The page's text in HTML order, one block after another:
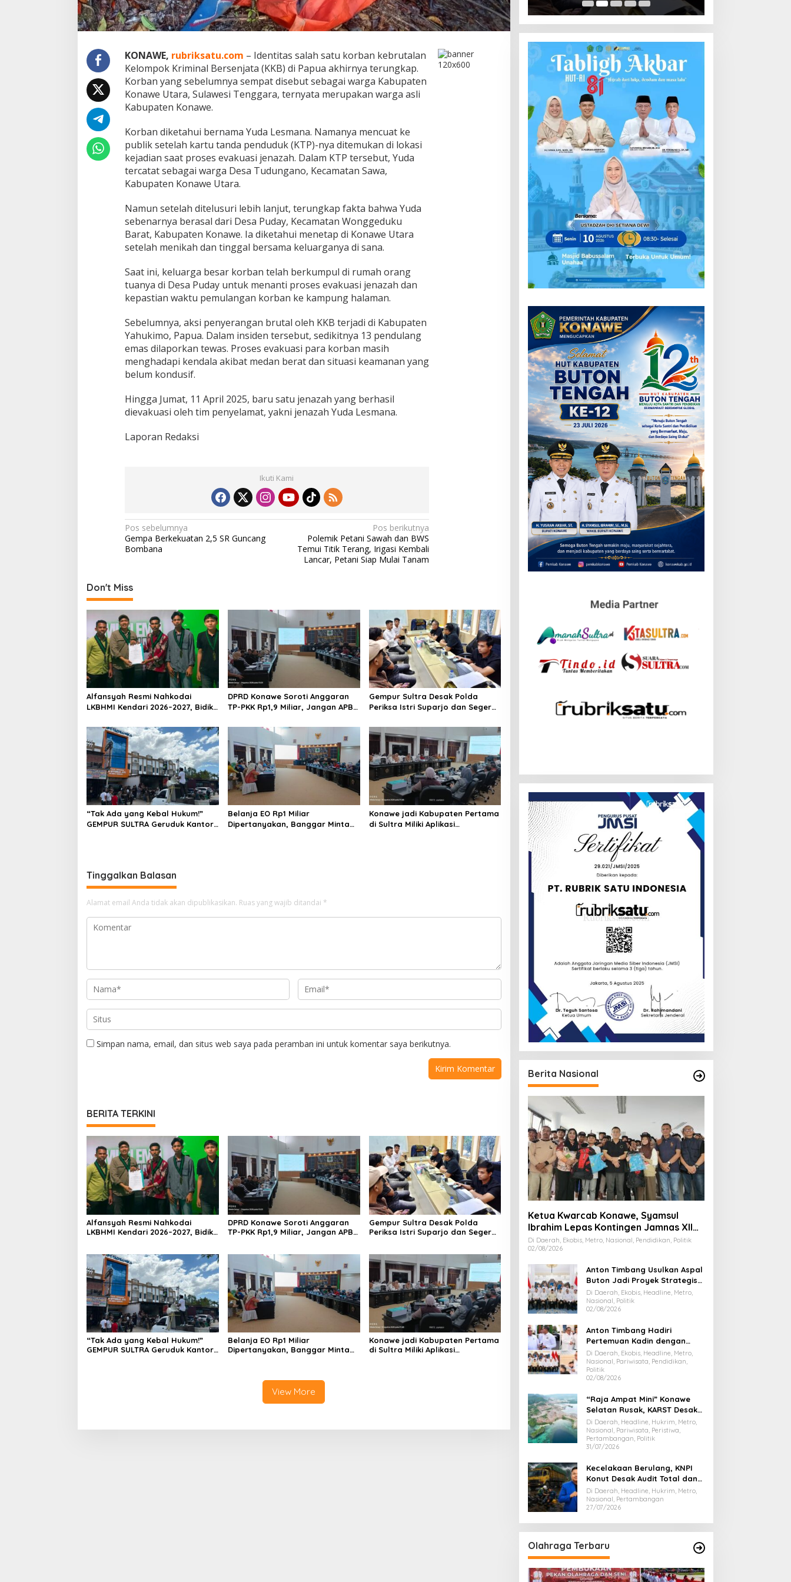
o
n
a
KONAWE, rubriksatu.com – Identitas salah satu korban kebrutalan
Kelompok Kriminal Bersenjata (KKB) di Papua akhirnya terungkap.
Korban yang sebelumnya sempat disebut sebagai warga Kabupaten
Konawe Utara, Sulawesi Tenggara, ternyata merupakan warga asli
Kabupaten Konawe.
Korban diketahui bernama Yuda Lesmana. Namanya mencuat ke
publik setelah kartu tanda penduduk (KTP)-nya ditemukan di lokasi
kejadian saat proses evakuasi jenazah. Dalam KTP tersebut, Yuda
tercatat sebagai warga Desa Tudungano, Kecamatan Sawa,
Kabupaten Konawe Utara.
Namun setelah ditelusuri lebih lanjut, terungkap fakta bahwa Yuda
sebenarnya berasal dari Desa Puday, Kecamatan Wonggeduku
Barat, Kabupaten Konawe. Ia diketahui menetap di Konawe Utara
setelah menikah dan tinggal bersama keluarganya di sana.
Saat ini, keluarga besar korban telah berkumpul di rumah orang
tuanya di Desa Puday untuk menanti proses evakuasi jenazah dan
kepastian waktu pemulangan korban ke kampung halaman.
Sebelumnya, aksi penyerangan brutal oleh KKB terjadi di Kabupaten
Yahukimo, Papua. Dalam insiden tersebut, sedikitnya 13 pendulang
emas dilaporkan tewas. Proses evakuasi para korban masih
menghadapi kendala akibat medan berat dan situasi keamanan yang
belum kondusif.
Hingga Jumat, 11 April 2025, baru satu jenazah yang berhasil
dievakuasi oleh tim penyelamat, yakni jenazah Yuda Lesmana.
Laporan Redaksi
Ikuti Kami
N
a
g
a
s
i
p
s
Pos sebelumnya
Gempa Berkekuatan 2,5 SR Guncang
Bombana
Pos berikutnya
Polemik Petani Sawah dan BWS
Temui Titik Terang, Irigasi Kembali
Lancar, Petani Siap Mulai Tanam
Don't Miss
Alfansyah Resmi Nahkodai
LKBHMI Kendari 2026–2027, Bidik
DPRD Konawe Soroti Anggaran
TP-PKK Rp1,9 Miliar, Jangan APBD
Gempur Sultra Desak Polda
Periksa Istri Suparjo dan Segera
Ilegal
“Tak Ada yang Kebal Hukum!”
GEMPUR SULTRA Geruduk Kantor
Belanja EO Rp1 Miliar
Dipertanyakan, Banggar Minta
Konawe jadi Kabupaten Pertama
di Sultra Miliki Aplikasi
Tinggalkan Balasan
Alamat email Anda tidak akan dipublikasikan. Ruas yang wajib ditandai *
Simpan nama, email, dan situs web saya pada peramban ini untuk komentar saya berikutnya.
BERITA TERKINI
Alfansyah Resmi Nahkodai
LKBHMI Kendari 2026–2027, Bidik
DPRD Konawe Soroti Anggaran
TP-PKK Rp1,9 Miliar, Jangan APBD
Gempur Sultra Desak Polda
Periksa Istri Suparjo dan Segera
“Tak Ada yang Kebal Hukum!”
GEMPUR SULTRA Geruduk Kantor
Belanja EO Rp1 Miliar
Dipertanyakan, Banggar Minta
Konawe jadi Kabupaten Pertama
di Sultra Miliki Aplikasi
View More
Berita Nasional
Ketua Kwarcab Konawe, Syamsul
Ibrahim Lepas Kontingen Jamnas XII
2026
Di Daerah, Ekobis, Metro, Nasional, Pendidikan, Politik
02/08/2026
Anton Timbang Usulkan Aspal
Buton Jadi Proyek Strategis
Nasional
Di Daerah, Ekobis, Headline, Metro,
Nasional, Politik
02/08/2026
Anton Timbang Hadiri
Pertemuan Kadin dengan
Presiden Prabowo, Bawa Misi
Majukan Ekonomi Sultra
Di Daerah, Ekobis, Headline, Metro,
Nasional, Pariwisata, Pendidikan,
Politik
02/08/2026
“Raja Ampat Mini” Konawe
Selatan Rusak, KARST Desak
Gubernur Evaluasi Total
Dispar Sultra
Di Daerah, Headline, Hukrim, Metro,
Nasional, Pariwisata, Peristiwa,
Pertambangan, Politik
31/07/2026
Kecelakaan Berulang, KNPI
Konut Desak Audit Total dan
Hentikan Hauling PT SPL
Di Daerah, Headline, Hukrim, Metro,
Nasional, Pertambangan
27/07/2026
Olahraga Terbaru